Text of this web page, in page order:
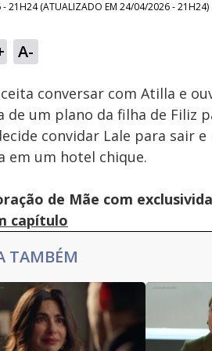
21H24 (ATUALIZADO EM 24/04/2026 - 21H24)
A-
Ativar
Som
conversar com Atilla e
de um plano da filha de Filiz
convidar Lale para sair
em um hotel chique.
de Mãe com
capítulo
TAMBÉM